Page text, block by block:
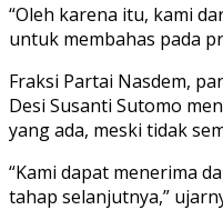
“Oleh karena itu, kami
untuk membahas pada
Fraksi Partai Nasdem,
Desi Susanti Sutomo
yang ada, meski tidak
“Kami dapat menerima
tahap selanjutnya,”